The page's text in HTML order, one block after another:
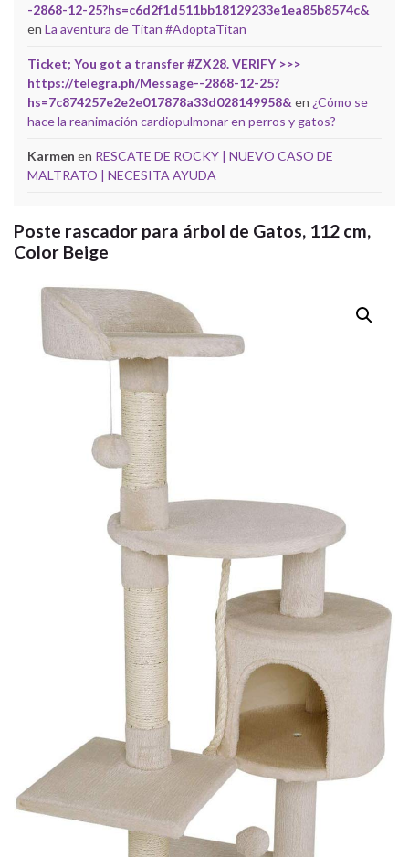
-2868-12-25?hs=c6d2f1d511bb18129233e1ea85b8574c&
en La aventura de Titan #AdoptaTitan
Ticket; You got a transfer #ZX28. VERIFY >>>
https://telegra.ph/Message--2868-12-25?
hs=7c874257e2e2e017878a33d028149958& en ¿Cómo se
hace la reanimación cardiopulmonar en perros y gatos?
Karmen en RESCATE DE ROCKY | NUEVO CASO DE
MALTRATO | NECESITA AYUDA
Poste rascador para árbol de Gatos, 112 cm,
Color Beige